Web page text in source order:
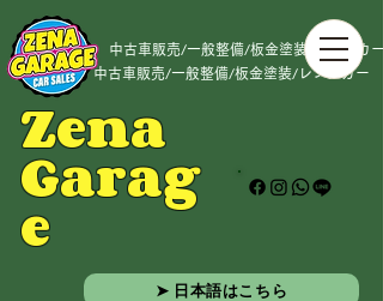
中古車販売/一般整備/板金塗装/レンタカー
Zena
Garag
e
中古車販売/一般整備/板金塗装/レンタカー
➤ 日本語はこちら